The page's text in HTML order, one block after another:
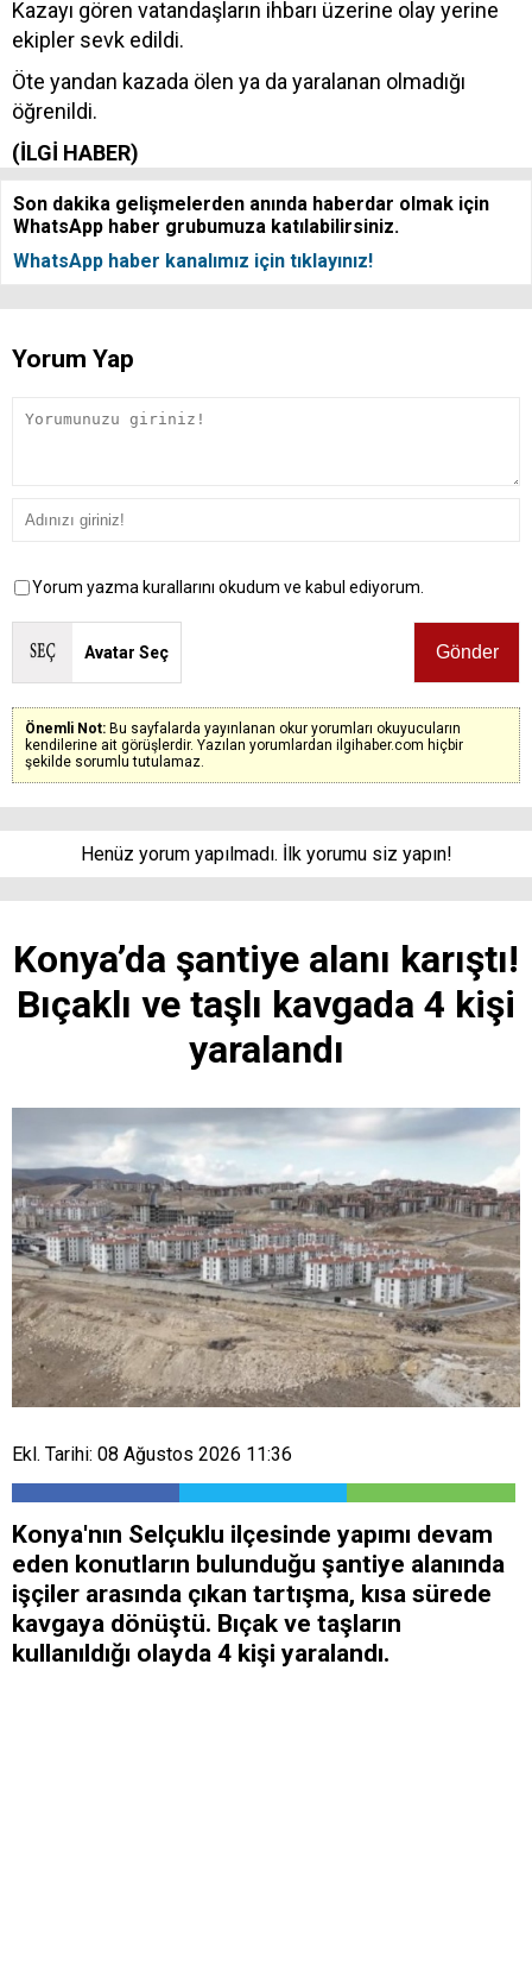
Kazayı gören vatandaşların ihbarı üzerine olay yerine
ekipler sevk edildi.
Öte yandan kazada ölen ya da yaralanan olmadığı
öğrenildi.
(İLGİ HABER)
Son dakika gelişmelerden anında haberdar olmak için
WhatsApp haber grubumuza katılabilirsiniz.
WhatsApp haber kanalımız için tıklayınız!
Yorum Yap
Yorum yazma kurallarını okudum ve kabul ediyorum.
Avatar Seç
Önemli Not: Bu sayfalarda yayınlanan okur yorumları okuyucuların
kendilerine ait görüşlerdir. Yazılan yorumlardan ilgihaber.com hiçbir
şekilde sorumlu tutulamaz.
Henüz yorum yapılmadı. İlk yorumu siz yapın!
Konya’da şantiye alanı karıştı!
Bıçaklı ve taşlı kavgada 4 kişi
yaralandı
Ekl. Tarihi: 08 Ağustos 2026 11:36
Konya'nın Selçuklu ilçesinde yapımı devam
eden konutların bulunduğu şantiye alanında
işçiler arasında çıkan tartışma, kısa sürede
kavgaya dönüştü. Bıçak ve taşların
kullanıldığı olayda 4 kişi yaralandı.